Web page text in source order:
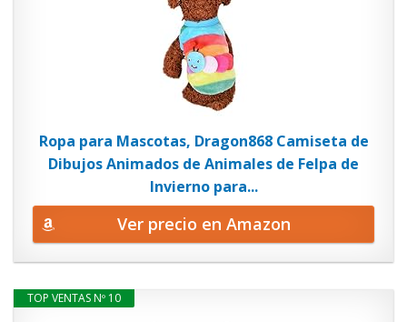
Ropa para Mascotas, Dragon868 Camiseta de
Dibujos Animados de Animales de Felpa de
Invierno para...
Ver precio en Amazon
TOP VENTAS Nº 10